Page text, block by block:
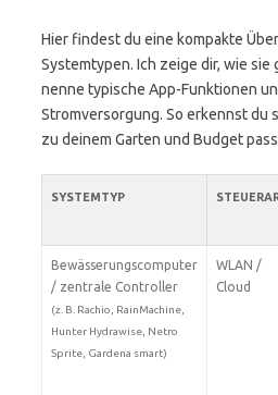
Hier findest du eine kompakte
Systemtypen. Ich zeige dir, wie
nenne typische App-Funktionen
Stromversorgung. So erkennst du
zu deinem Garten und Budget
SYSTEMTYP
Bewässerungscomputer
/ zentrale Controller
(z. B. Rachio, RainMachine,
Hunter Hydrawise, Netro
Sprite, Gardena smart)
WLAN /
Cloud